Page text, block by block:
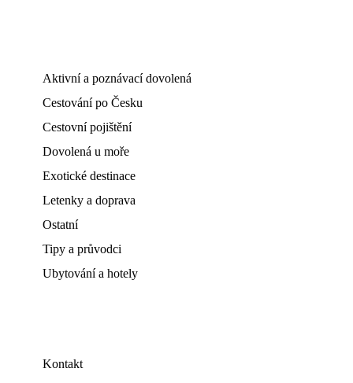
Aktivní a poznávací dovolená
Cestování po Česku
Cestovní pojištění
Dovolená u moře
Exotické destinace
Letenky a doprava
Ostatní
Tipy a průvodci
Ubytování a hotely
Kontakt